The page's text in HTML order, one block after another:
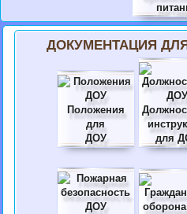
ДОКУМЕНТАЦИЯ
Положения
для
ДОУ
для